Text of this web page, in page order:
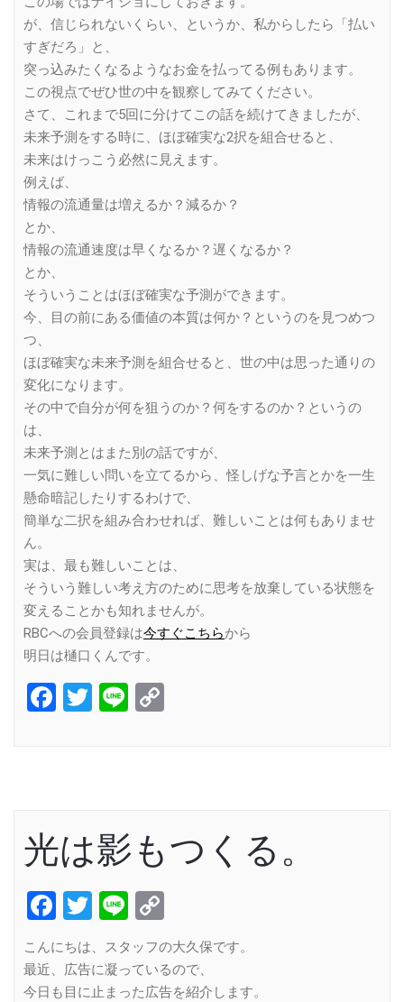
が、信じられないくらい、というか、私からしたら「払い
すぎだろ」と、
突っ込みたくなるようなお金を払ってる例もあります。
この視点でぜひ世の中を観察してみてください。
さて、これまで5回に分けてこの話を続けてきましたが、
未来予測をする時に、ほぼ確実な2択を組合せると、
未来はけっこう必然に見えます。
例えば、
情報の流通量は増えるか？減るか？
とか、
情報の流通速度は早くなるか？遅くなるか？
とか、
そういうことはほぼ確実な予測ができます。
今、目の前にある価値の本質は何か？というのを見つめつ
つ、
ほぼ確実な未来予測を組合せると、世の中は思った通りの
変化になります。
その中で自分が何を狙うのか？何をするのか？というの
は、
未来予測とはまた別の話ですが、
一気に難しい問いを立てるから、怪しげな予言とかを一生
懸命暗記したりするわけで、
簡単な二択を組み合わせれば、難しいことは何もありませ
ん。
実は、最も難しいことは、
そういう難しい考え方のために思考を放棄している状態を
変えることかも知れませんが。
RBCへの会員登録は今すぐこちらから
明日は樋口くんです。
Facebook
Twitter
Line
光は影もつくる。
Facebook
Twitter
Line
Link
こんにちは、スタッフの大久保です。
最近、広告に凝っているので、
今日も目に止まった広告を紹介します。